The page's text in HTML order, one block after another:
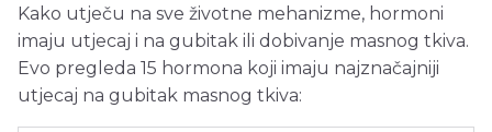
Kako utječu na sve životne mehanizme, hormoni
imaju utjecaj i na gubitak ili dobivanje masnog tkiva.
Evo pregleda 15 hormona koji imaju najznačajniji
utjecaj na gubitak masnog tkiva: